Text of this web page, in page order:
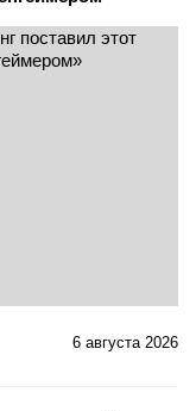
6 августа 2026